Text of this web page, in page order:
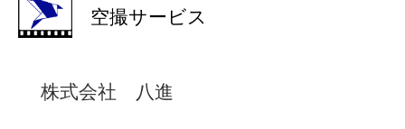
空撮サービス
株式会社 八進